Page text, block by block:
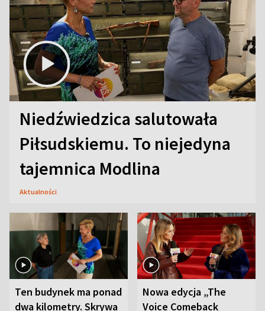
Niedźwiedzica salutowała
Piłsudskiemu. To niejedyna
tajemnica Modlina
Aktualności
Ten budynek ma ponad
dwa kilometry. Skrywa
Nowa edycja „The
Voice Comeback